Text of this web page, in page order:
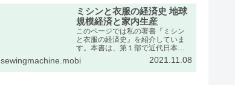
ミシンと衣服の経済史 地球
規模経済と家内生産
このページでは私の著書『ミシン
と衣服の経済史』を紹介していま
す。本書は、第１部で近代日本に
おけるミシンの輸入動向をふま
え、第２部で衣服産業の展開を述
べたものです。出版社のページの
sewingmachine.mobi 2021.11.08